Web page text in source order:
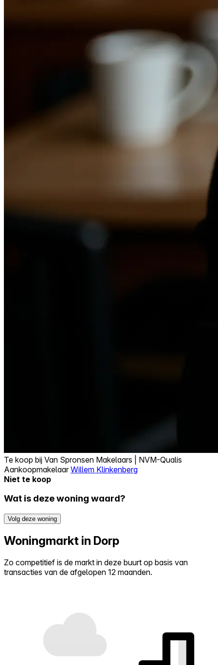
Te koop bij Van Spronsen Makelaars | NVM-Qualis
AankoopmakelaarWillem Klinkenberg
Niet te koop
Wat is deze woning waard?
Volg deze woning
Woningmarkt in Dorp
Zo competitief is de markt in deze buurt op basis van
transacties van de afgelopen 12 maanden.